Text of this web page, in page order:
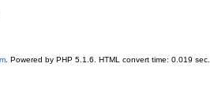
. Powered by PHP 5.1.6. HTML convert time: 0.019 sec.